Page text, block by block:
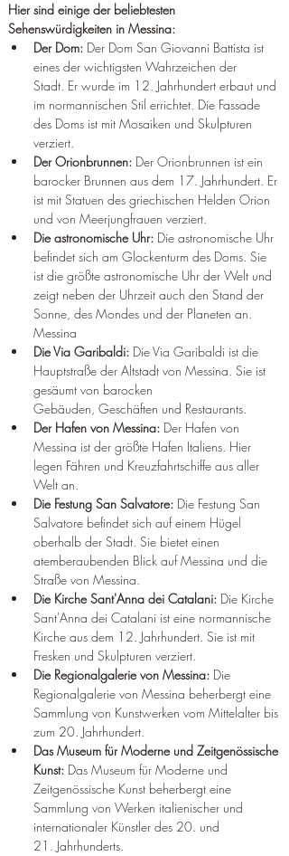
Hier sind einige der beliebtesten
Sehenswürdigkeiten in Messina:
Der Dom: Der Dom San Giovanni Battista ist
eines der wichtigsten Wahrzeichen der
Stadt. Er wurde im 12. Jahrhundert erbaut und
im normannischen Stil errichtet. Die Fassade
des Doms ist mit Mosaiken und Skulpturen
verziert.
Der Orionbrunnen: Der Orionbrunnen ist ein
barocker Brunnen aus dem 17. Jahrhundert. Er
ist mit Statuen des griechischen Helden Orion
und von Meerjungfrauen verziert.
Die astronomische Uhr: Die astronomische Uhr
befindet sich am Glockenturm des Doms. Sie
ist die größte astronomische Uhr der Welt und
zeigt neben der Uhrzeit auch den Stand der
Sonne, des Mondes und der Planeten an.
Messina
Die Via Garibaldi: Die Via Garibaldi ist die
Hauptstraße der Altstadt von Messina. Sie ist
gesäumt von barocken
Gebäuden, Geschäften und Restaurants.
Der Hafen von Messina: Der Hafen von
Messina ist der größte Hafen Italiens. Hier
legen Fähren und Kreuzfahrtschiffe aus aller
Welt an.
Die Festung San Salvatore: Die Festung San
Salvatore befindet sich auf einem Hügel
oberhalb der Stadt. Sie bietet einen
atemberaubenden Blick auf Messina und die
Straße von Messina.
Die Kirche Sant'Anna dei Catalani: Die Kirche
Sant'Anna dei Catalani ist eine normannische
Kirche aus dem 12. Jahrhundert. Sie ist mit
Fresken und Skulpturen verziert.
Die Regionalgalerie von Messina: Die
Regionalgalerie von Messina beherbergt eine
Sammlung von Kunstwerken vom Mittelalter bis
zum 20. Jahrhundert.
Das Museum für Moderne und Zeitgenössische
Kunst: Das Museum für Moderne und
Zeitgenössische Kunst beherbergt eine
Sammlung von Werken italienischer und
internationaler Künstler des 20. und
21. Jahrhunderts.